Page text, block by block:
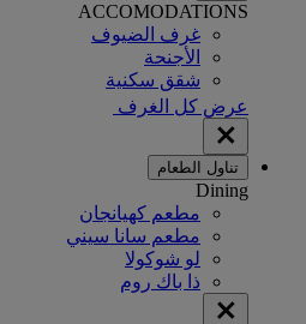
ACCOMODATIONS
غرف الضيوف
الأجنحة
شقق سكنية
عرض كل الغرف
تناول الطعام
Dining
مطعم كهيانجان
مطعم سانا سيني
لو شوكولا
ذا باك روم